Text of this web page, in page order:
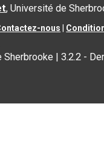
, Université de
nous
Sherbrooke |3.2.2 -